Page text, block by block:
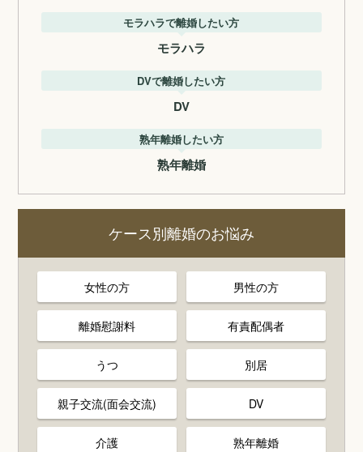
モラハラで離婚したい方
モラハラ
DVで離婚したい方
DV
熟年離婚したい方
熟年離婚
ケース別離婚のお悩み
女性の方 男性の方
離婚慰謝料 有責配偶者
うつ 別居
親子交流(面会交流) DV
介護 熟年離婚